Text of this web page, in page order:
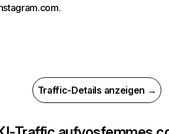
Traffic-Details anzeigen →